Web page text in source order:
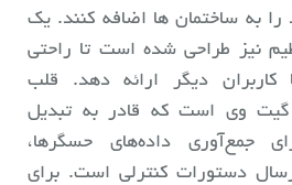
را به ساختمان ها اضافه کنند. یک
نیز طراحی شده است تا راحتی
کاربران دیگر ارائه دهد. قلب
وی است که قادر به تبدیل
جمع‌آوری داده‌های حسگرها،
دستورات کنترلی است. برای